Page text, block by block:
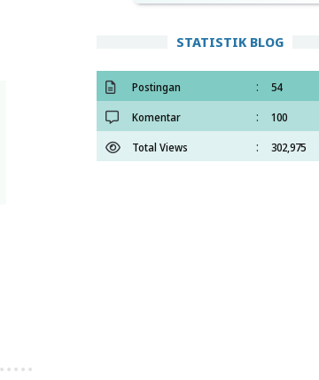
STATISTIK BLOG
Postingan :
54
Komentar
:
100
Total Views
: 302,975